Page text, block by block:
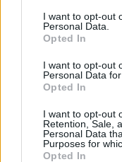
cualquier momento
visitando nuestra
I want to opt-out
Personal Data.
Opted In
I want to opt-out
Personal Data
Opted In
I want to opt-out
Retention, Sale,
Personal Data
Purposes for
Opted In